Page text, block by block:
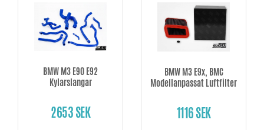
BMW M3 E90 E92
Kylarslangar
2653 SEK
BMW M3 E9x, BMC
Modellanpassat Luftfilter
1116 SEK